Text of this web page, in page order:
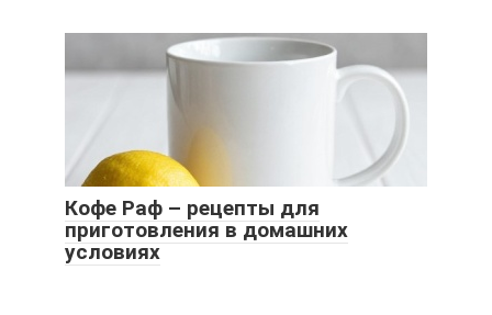
Кофе Раф – рецепты для
приготовления в домашних
условиях